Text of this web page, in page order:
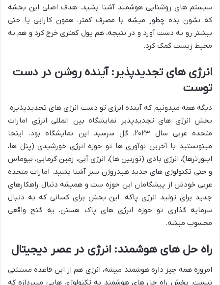
سیستم های روشنایی هوشمند آشنا بشید. هدف اصلی این بخشه
که نشون بده چطور میشه با مصرف کمتر، همون کارایی یا حتی
بیشتر رو به دست آورد و در نتیجه، هم پول کمتری خرج کرد و هم به
محیط زیست کمک کرد.
انرژی های تجدیدپذیر: آینده روشن در دست
توست
دیگه همه میدونیم که آینده انرژی تو دست انرژی های تجدیدپذیره.
بخش انرژی های تجدیدپذیر نمایشگاه بین المللی انرژی امارات
متحده عربی سال ۲۰۲۳، گل سرسبد این نمایشگاه بود. اینجا
میتونستید با آخرین نوآوری ها تو حوزه انرژی خورشیدی (پنل ها،
اینورترها)، انرژی بادی (توربین ها)، انرژی آبی، زمین گرمایی، بیوماس
و حتی تکنولوژی های جدید هیدروژن سبز آشنا بشید. امارات متحده
عربی خودش از پیشگامان این حوزه ست و همیشه دنبال راهکارهای
جدید برای تولید انرژی پاکه. این بخش برای کسانی که به دنبال
سرمایه گذاری تو حوزه انرژی های پاک هستن، یه گنج واقعی
محسوب میشه.
راه حل های هوشمند: انرژی در عصر دیجیتال
امروزه همه چیز داره هوشمند میشه، انرژی هم از این قاعده مستثنی
نیست. بخش راه حل های هوشمند به تکنولوژی هایی میپردازه که